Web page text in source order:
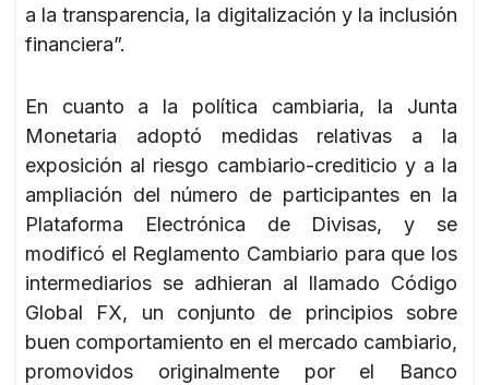
a la transparencia, la digitalización y la inclusión
financiera”.
En cuanto a la política cambiaria, la Junta
Monetaria adoptó medidas relativas a la
exposición al riesgo cambiario-crediticio y a la
ampliación del número de participantes en la
Plataforma Electrónica de Divisas, y se
modificó el Reglamento Cambiario para que los
intermediarios se adhieran al llamado Código
Global FX, un conjunto de principios sobre
buen comportamiento en el mercado cambiario,
promovidos originalmente por el Banco